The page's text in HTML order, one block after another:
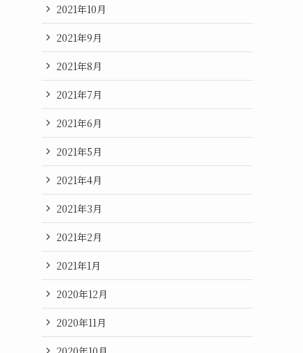
2021年10月
2021年9月
2021年8月
2021年7月
2021年6月
2021年5月
2021年4月
2021年3月
2021年2月
2021年1月
2020年12月
2020年11月